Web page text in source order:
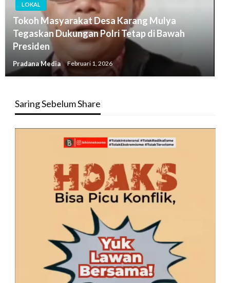
LOKAL
Tokoh Masyarakat Desa Karang Mulya
Tegaskan Dukungan Polri Tetap di Bawah
Presiden
Pradana Media Februari 1, 2026
Saring Sebelum Share